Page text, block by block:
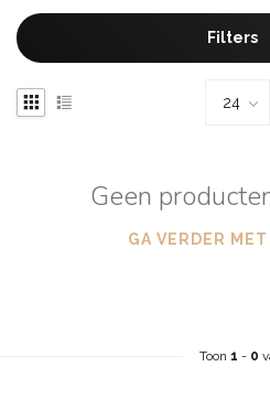
Filters
Geen
GA VERDER
Toon 1 - 0